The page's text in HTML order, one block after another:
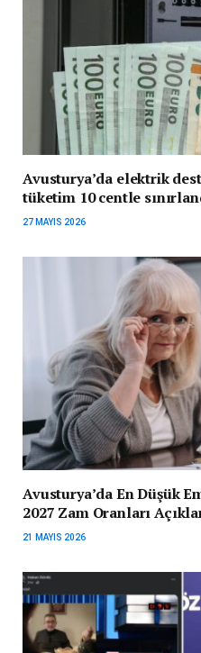
Avusturya’da elektrik
tüketim 10 centle
27 MAYIS 2026
Avusturya’da En Düşük
2027 Zam Oranları
21 MAYIS 2026